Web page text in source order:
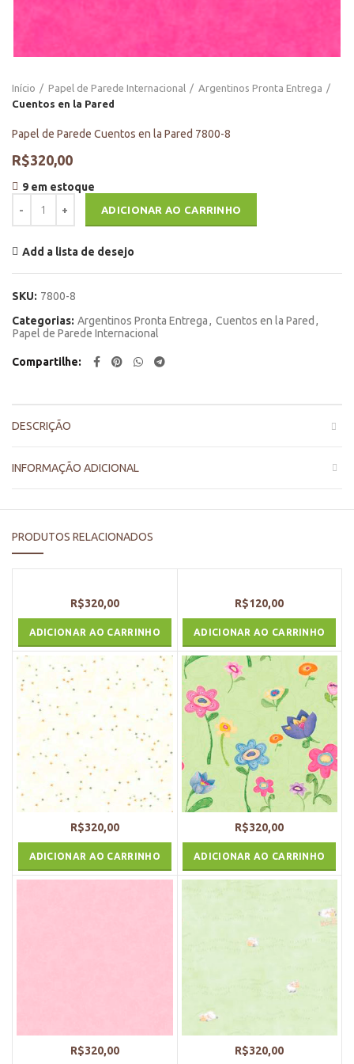
Início Papel de Parede Internacional
Argentinos Pronta Entrega
Cuentos en la Pared
Papel de Parede Cuentos en la Pared 7800-8
R$320,00
9 em estoque
ADICIONAR AO CARRINHO
Add a lista de desejo
SKU: 7800-8
Categorias: Argentinos Pronta Entrega, Cuentos en la Pared ,
Papel de Parede Internacional
Compartilhe
DESCRIÇÃO
INFORMAÇÃO ADICIONAL
PRODUTOS RELACIONADOS
R$320,00
ADICIONAR AO CARRINHO
R$120,00
ADICIONAR AO CARRINHO
R$320,00
ADICIONAR AO CARRINHO
R$320,00
ADICIONAR AO CARRINHO
R$320,00 R$320,00